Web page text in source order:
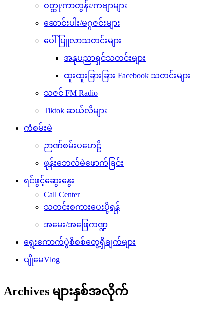
ဝတ္ထု/ကာတွန်း/ကဗျာများ
ဆောင်းပါး/မဂ္ဂဇင်းများ
ပေါ်ပြူလာသတင်းများ
အနုပညာရှင်သတင်းများ
ထူးထူးခြားခြား Facebook သတင်းများ
သဇင် FM Radio
Tiktok ဆယ်လီများ
ကံစမ်းမဲ
ဉာဏ်စမ်းပဟေဠိ
ဖုန်းဘေလ်မဲဖောက်ခြင်း
ရင်ဖွင့်ဆွေးနွေး
Call Center
သတင်းစကားပေးပို့ရန်
အမေး/အဖြေကဏ္ဍ
ရွေးကောက်ပွဲစိစစ်တွေ့ရှိချက်များ
ပျိုမေVlog
Archives များနှစ်အလိုက်